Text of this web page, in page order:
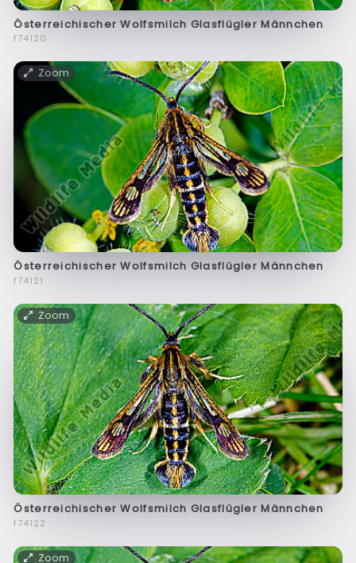
Österreichischer Wolfsmilch Glasflügler Männchen
f74120
Zoom
Österreichischer Wolfsmilch Glasflügler Männchen
f74121
Zoom
Österreichischer Wolfsmilch Glasflügler Männchen
f74122
Zoom